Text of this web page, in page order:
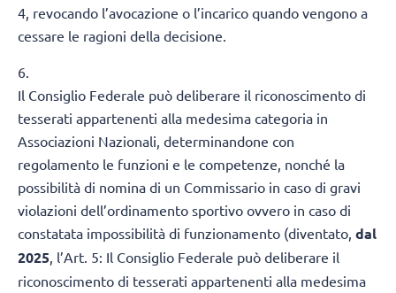
4, revocando l’avocazione o l’incarico quando vengono a
cessare le ragioni della decisione.
6.
Il Consiglio Federale può deliberare il riconoscimento di
tesserati appartenenti alla medesima categoria in
Associazioni Nazionali, determinandone con
regolamento le funzioni e le competenze, nonché la
possibilità di nomina di un Commissario in caso di gravi
violazioni dell’ordinamento sportivo ovvero in caso di
constatata impossibilità di funzionamento (diventato, dal
2025 , l’Art. 5: Il Consiglio Federale può deliberare il
riconoscimento di tesserati appartenenti alla medesima